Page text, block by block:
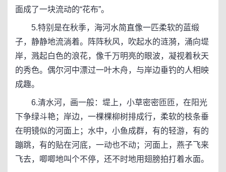
面成了一块流动的“花布”。
5.特别是在秋季，海河水简直像一匹柔软的蓝缎
子，静静地流淌着。阵阵秋风，吹起水的涟漪，涌向堤
岸，溅起白色的浪花，像千万明亮的眼波，凝视着秋天
的秀色。偶尔河中漂过一叶木舟，与岸边垂钓的人相映
成趣。
6.清水河，画一般：堤上，小草密密匝匝，在阳光
下争绿斗艳；岸边，一棵棵柳树排成行，柔软的枝条垂
在明镜似的河面上；水中，小鱼成群，有的轻游，有的
蹦跳，有的贴在河底，一动也不动；河面上，燕子飞来
飞去，唧唧地叫个不停，还不时地用翅膀拍打着水面。